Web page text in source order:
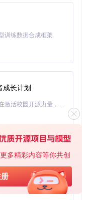
多精彩内容等你共创
件和时间轴组件，构
护人员满意度显著提
单，涉及订单状态跟
对系统响应速度和操
组件，优化了订单处
训练数据合成框架
成长计划
「源启盛夏」暑期校园开发者成长计划旨在激活校园开源力量，通过积分激励、认证扶持、资源倾斜等形式，引导高校组织和开发者完成「入驻 — 建项目 — 做贡献 — 获认证 — 得资源」的完整闭环。无论你是想带领社团入驻平台的组织者，还是希望用代码贡献证明自己的开发者，都能在这里找到属于你的成长路径。
基于Python的Xiaozhi AI，适用于想要完整Xiaozhi体验而无需拥有专用硬件的用户。